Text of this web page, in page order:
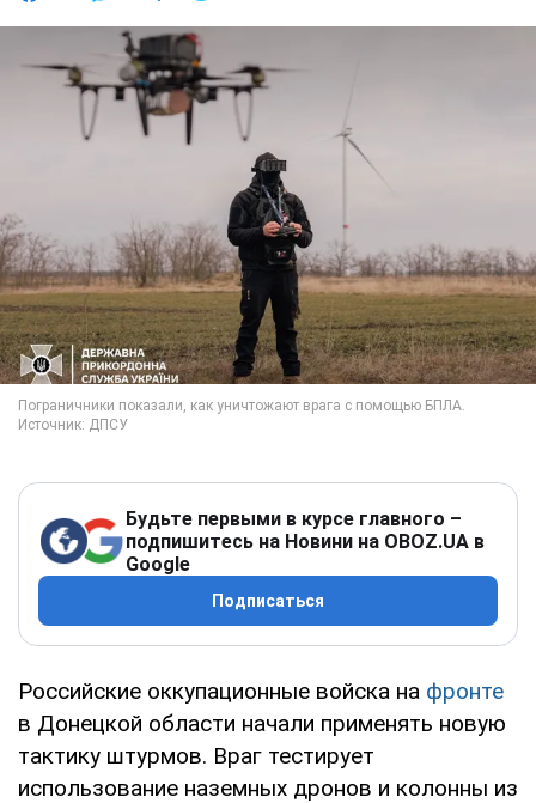
Будьте первыми в курсе главного –
подпишитесь на Новини на OBOZ.UA в
Google
Подписаться
Российские оккупационные войска на фронте
в Донецкой области начали применять новую
тактику штурмов. Враг тестирует
использование наземных дронов и колонны из